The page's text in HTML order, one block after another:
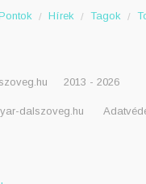
Hírek Tagok
2013 - 2026
dalszoveg.hu